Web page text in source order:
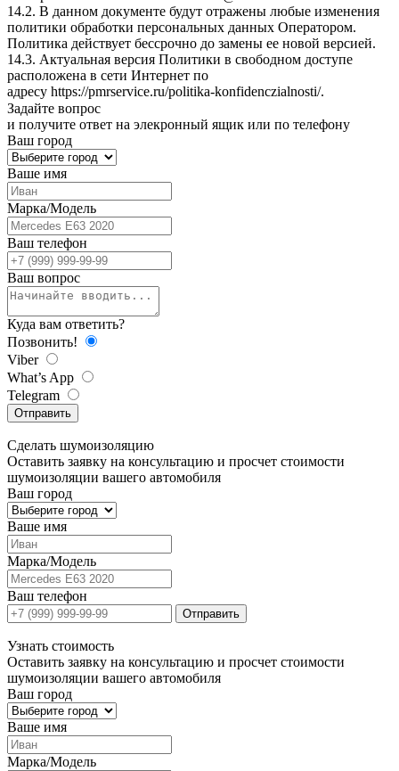
14.2. В данном документе будут отражены любые изменения
политики обработки персональных данных Оператором.
Политика действует бессрочно до замены ее новой версией.
14.3. Актуальная версия Политики в свободном доступе
расположена в сети Интернет по
адресу https://pmrservice.ru/politika-konfidenczialnosti/.
Задайте вопрос
и получите ответ на элекронный ящик или по телефону
Ваш город
Ваше имя
Марка/Модель
Ваш телефон
Ваш вопрос
Куда вам ответить?
Позвонить!
Viber
What’s App
Telegram
Отправить
Сделать шумоизоляцию
Оставить заявку на консультацию и просчет стоимости
шумоизоляции вашего автомобиля
Ваш город
Ваше имя
Марка/Модель
Ваш телефон
Отправить
Узнать стоимость
Оставить заявку на консультацию и просчет стоимости
шумоизоляции вашего автомобиля
Ваш город
Ваше имя
Марка/Модель